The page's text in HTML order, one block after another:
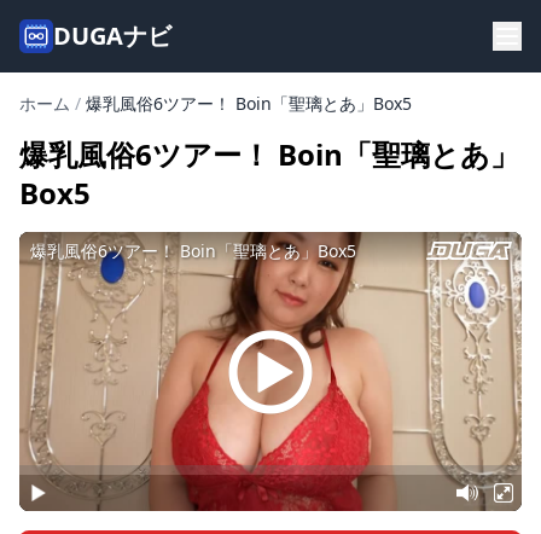
DUGAナビ
ホーム / 爆乳風俗6ツアー！ Boin「聖璃とあ」Box5
爆乳風俗6ツアー！ Boin「聖璃とあ」
Box5